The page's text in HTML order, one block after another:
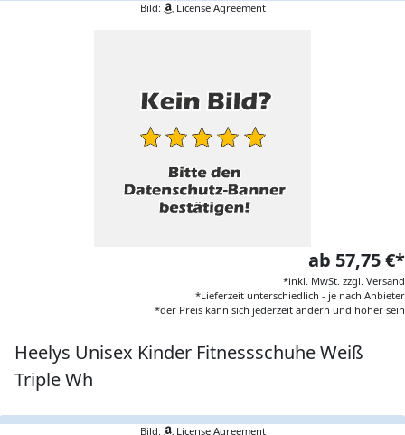
Bild: License Agreement
ab 57,75 €*
*inkl. MwSt. zzgl. Versand
*Lieferzeit unterschiedlich - je nach Anbieter
*der Preis kann sich jederzeit ändern und höher sein
Heelys Unisex Kinder Fitnessschuhe Weiß
Triple Wh
Bild: License Agreement